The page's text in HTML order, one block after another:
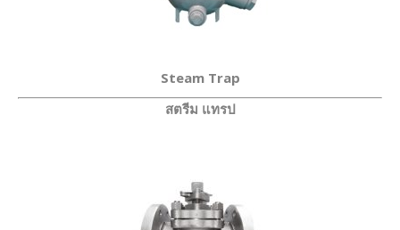
Steam Trap
สตรีม แทรป